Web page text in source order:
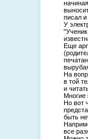
писал и
У
Еще
На
в той
и
Многие
Но вот
быть
все